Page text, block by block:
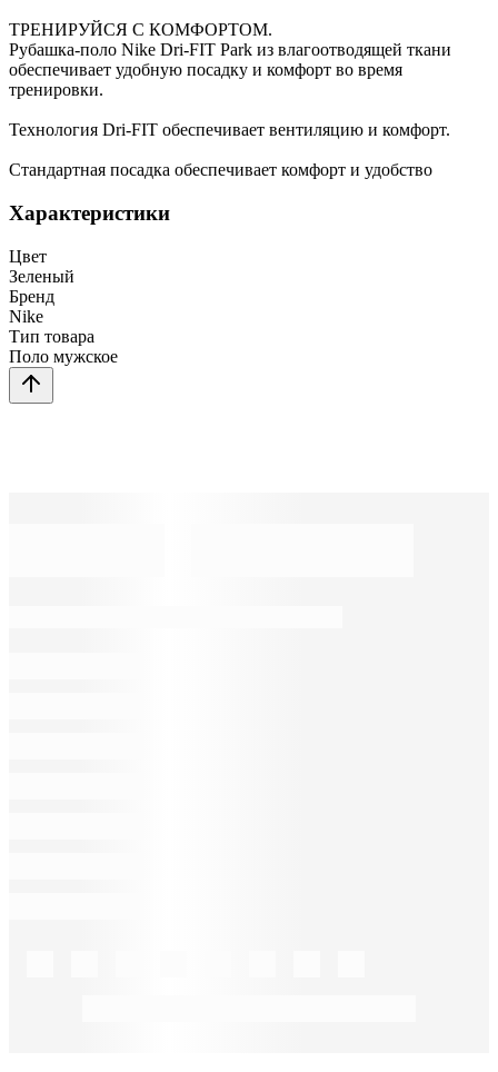
ТРЕНИРУЙСЯ С КОМФОРТОМ.
Рубашка-поло Nike Dri-FIT Park из влагоотводящей ткани
обеспечивает удобную посадку и комфорт во время
тренировки.
Технология Dri-FIT обеспечивает вентиляцию и комфорт.
Стандартная посадка обеспечивает комфорт и удобство
Характеристики
Цвет
Зеленый
Бренд
Nike
Тип товара
Поло мужское